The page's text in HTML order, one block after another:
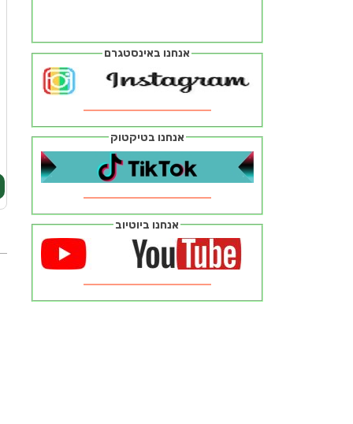
אנחנו באינסטגרם
אנחנו בטיקטוק
אנחנו ביוטיוב